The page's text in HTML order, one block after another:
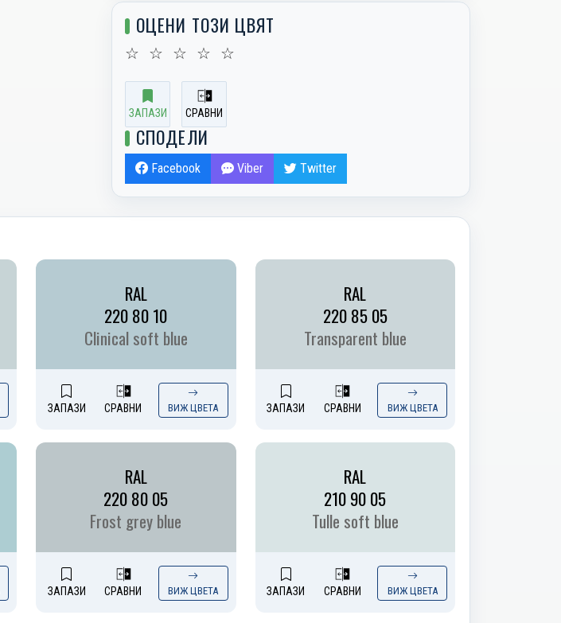
ОЦЕНИ ТОЗИ ЦВЯТ
☆ ☆ ☆ ☆ ☆
ЗАПАЗИ СРАВНИ
СПОДЕЛИ
Facebook Viber Twitter
RAL
220 80 10
Clinical soft blue
ЗАПАЗИ СРАВНИ ВИЖ ЦВЕТА
RAL
220 85 05
Transparent blue
ЗАПАЗИ СРАВНИ ВИЖ ЦВЕТА
RAL
220 80 05
Frost grey blue
ЗАПАЗИ СРАВНИ ВИЖ ЦВЕТА
RAL
210 90 05
Tulle soft blue
ЗАПАЗИ СРАВНИ ВИЖ ЦВЕТА